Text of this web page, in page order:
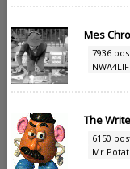
Mes
7936
The
6150
Mr